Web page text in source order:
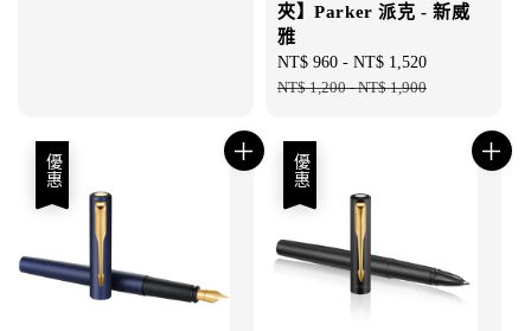
夾】Parker 派克 - 新威
雅
Sale
price
NT$ 960 - NT$ 1,520
NT$ 1,200-NT$ 1,900
優惠 優惠